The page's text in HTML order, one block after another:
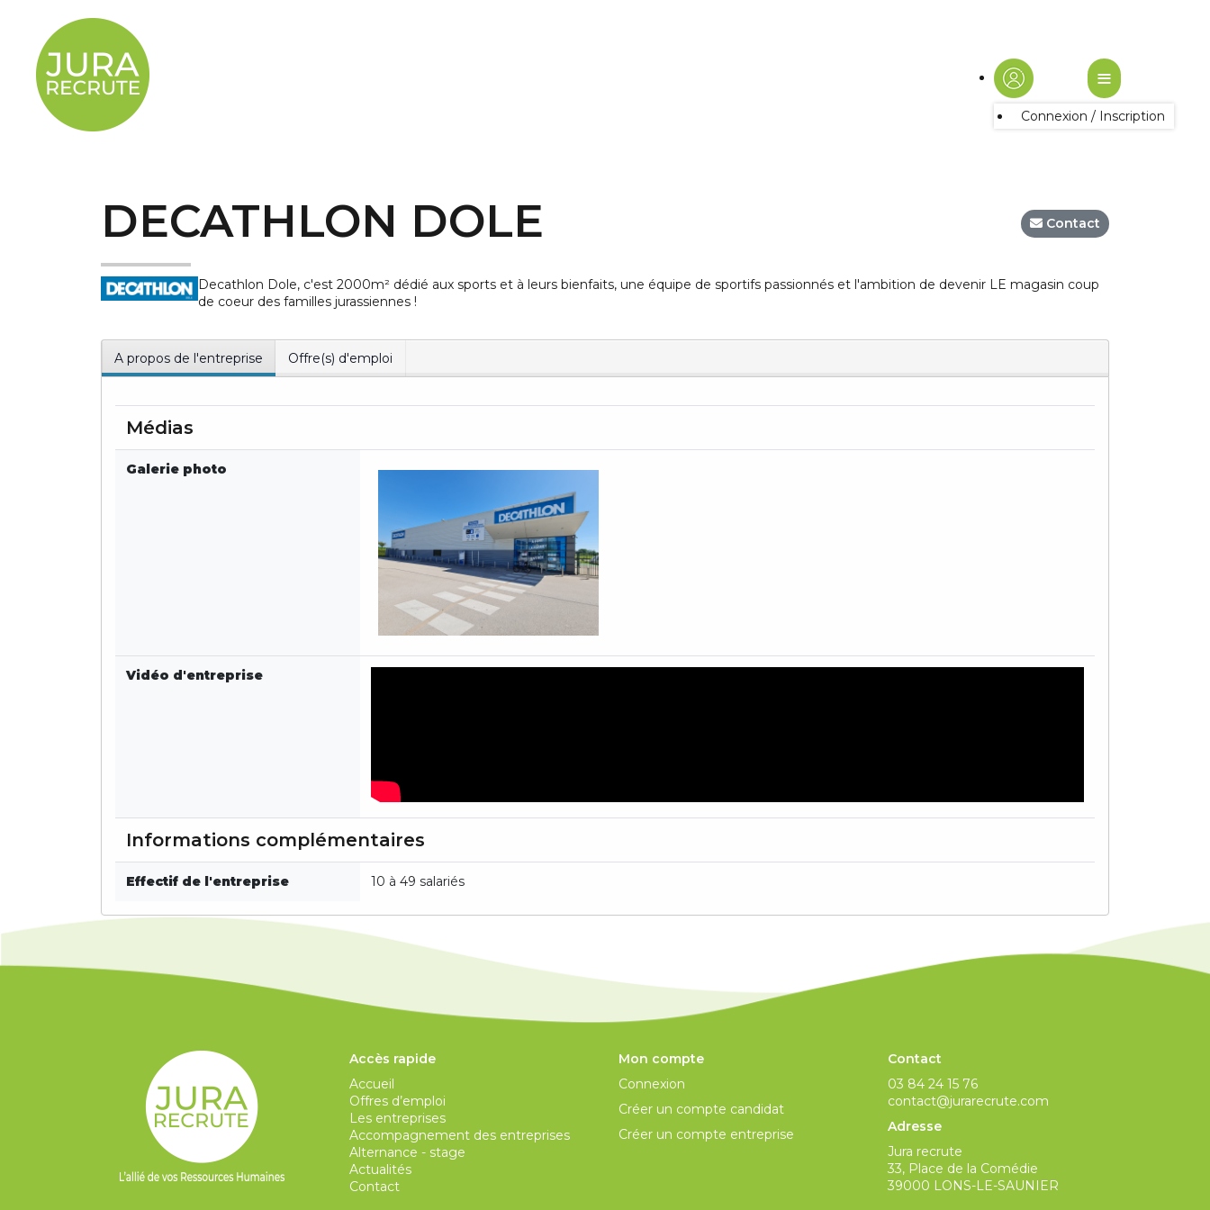
≡
Connexion / Inscription
DECATHLON DOLE Contact
Decathlon Dole, c'est 2000m² dédié aux sports et à leurs bienfaits, une équipe de sportifs passionnés et l'ambition de devenir LE magasin coup
de coeur des familles jurassiennes !
A propos de l'entreprise Offre(s) d'emploi
Médias
Galerie photo
Vidéo d'entreprise
Informations complémentaires
Effectif de l'entreprise 10 à 49 salariés
Accès rapide
Accueil
Offres d’emploi
Les entreprises
Accompagnement des entreprises
Alternance - stage
Actualités
Contact
Mon compte
Connexion
Créer un compte candidat
Créer un compte entreprise
Contact
03 84 24 15 76
contact@jurarecrute.com
Adresse
Jura recrute
33, Place de la Comédie
39000 LONS-LE-SAUNIER